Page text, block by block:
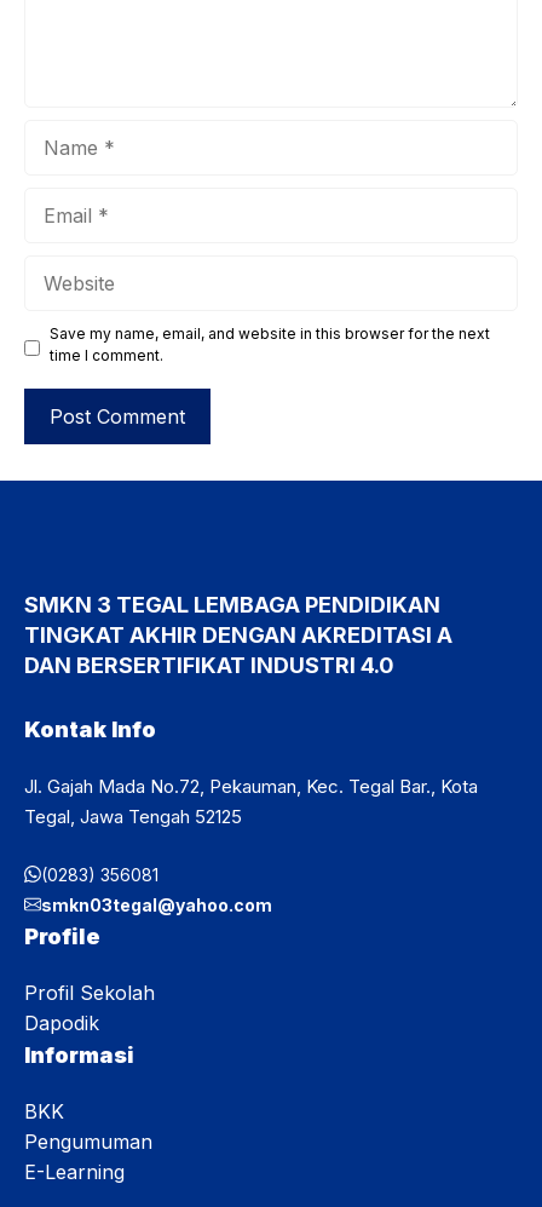
Save my name, email, and website in this browser for the next
time I comment.
SMKN 3 TEGAL LEMBAGA PENDIDIKAN
TINGKAT AKHIR DENGAN AKREDITASI A
DAN BERSERTIFIKAT INDUSTRI 4.0
Kontak Info
Jl. Gajah Mada No.72, Pekauman, Kec. Tegal Bar., Kota
Tegal, Jawa Tengah 52125
(0283) 356081
smkn03tegal@yahoo.com
Profile
Profil Sekolah
Dapodik
Informasi
BKK
Pengumuman
E-Learning